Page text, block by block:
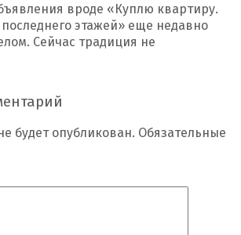
вроде «Куплю квартиру.
этажей» еще недавно
Сейчас традиция не
будет опубликован. Обязательные